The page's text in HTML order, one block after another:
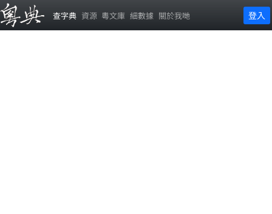
查字典 資源 粵文庫 細數據 關於我哋 登入